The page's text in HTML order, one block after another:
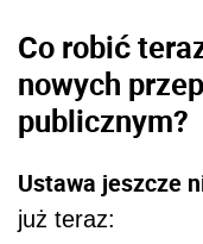
Co robić
nowych
publicznym?
Ustawa jeszcze
już teraz: